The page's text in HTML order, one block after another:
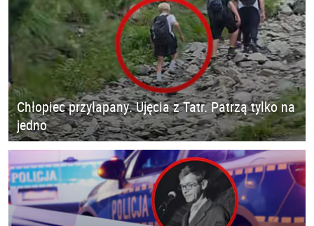
Chłopiec przyłapany. Ujęcia z Tatr. Patrzą tylko na
jedno